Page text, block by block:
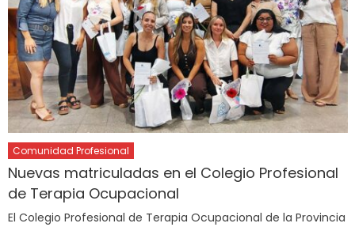
Comunidad Profesional
Nuevas matriculadas en el Colegio Profesional
de Terapia Ocupacional
El Colegio Profesional de Terapia Ocupacional de la Provincia